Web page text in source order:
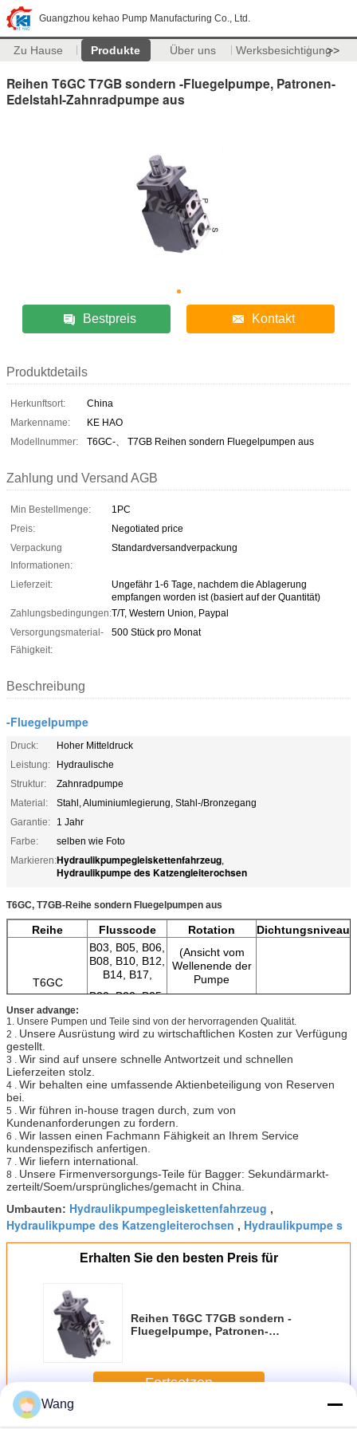
Guangzhou kehao Pump Manufacturing Co., Ltd.
Zu Hause Produkte Über uns Werksbesichtigung>>
Reihen T6GC T7GB sondern -Fluegelpumpe, Patronen-
Edelstahl-Zahnradpumpe aus
Bestpreis Kontakt
Produktdetails
Herkunftsort:
China
Markenname:
KE HAO
Modellnummer:
T6GC-、 T7GB Reihen sondern Fluegelpumpen aus
Zahlung und Versand AGB
Min Bestellmenge:
1PC
Preis:
Negotiated price
Verpackung
Informationen:
Standardversandverpackung
Lieferzeit:
Ungefähr 1-6 Tage, nachdem die Ablagerung
empfangen worden ist (basiert auf der Quantität)
Zahlungsbedingungen:T/T, Western Union, Paypal
Versorgungsmaterial-
Fähigkeit:
500 Stück pro Monat
Beschreibung
-Fluegelpumpe
Druck:
Hoher Mitteldruck
Leistung:
Hydraulische
Struktur:
Zahnradpumpe
Material:
Stahl, Aluminiumlegierung, Stahl-/Bronzegang
Garantie:
1 Jahr
Farbe:
selben wie Foto
Markieren:Hydraulikpumpegleiskettenfahrzeug,
Hydraulikpumpe des Katzengleiterochsen
T6GC, T7GB-Reihe sondern Fluegelpumpen aus
Reihe Flusscode Rotation Dichtungsniveau
T6GC
B03, B05, B06,
B08, B10, B12,
B14, B17,
B20, B22, B25,
(Ansicht vom
Wellenende der
Pumpe
L-
(CCW)
Fluorgummi
T7GB
B02, B03, B04,
B08, B10, B12,
Unser advange:
1. Unsere Pumpen und Teile sind von der hervorragenden Qualität.
2 . Unsere Ausrüstung wird zu wirtschaftlichen Kosten zur Verfügung
gestellt.
3 . Wir sind auf unsere schnelle Antwortzeit und schnellen
Lieferzeiten stolz.
4 . Wir behalten eine umfassende Aktienbeteiligung von Reserven
bei.
5 . Wir führen in-house tragen durch, zum von
Kundenanforderungen zu fordern.
6 . Wir lassen einen Fachmann Fähigkeit an Ihrem Service
kundenspezifisch anfertigen.
7 . Wir liefern international.
8 . Unsere Firmenversorgungs-Teile für Bagger: Sekundärmarkt-
zerteilt/Soem/ursprüngliches/gemacht in China.
Umbauten: Hydraulikpumpegleiskettenfahrzeug ,
Hydraulikpumpe des Katzengleiterochsen , Hydraulikpumpe s
Erhalten Sie den besten Preis für
Reihen T6GC T7GB sondern -
Fluegelpumpe, Patronen-
Fortsetzen
Wang